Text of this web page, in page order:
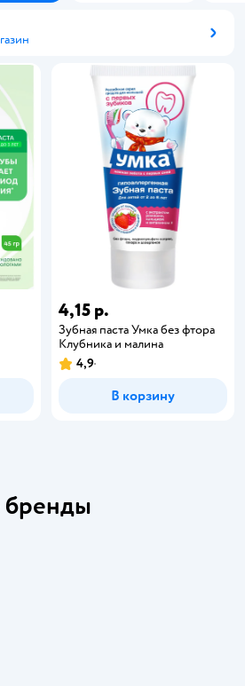
4,15 р.
Зубная паста Умкa без фтора
Клубника и малина
4,9
В корзину